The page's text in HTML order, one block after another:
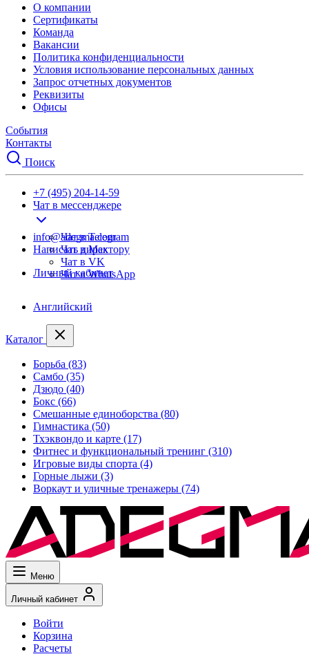
О компании
Сертификаты
Команда
Вакансии
Политика конфиденциальности
Условия использование персональных данных
Запрос отчетных документов
Реквизиты
Офисы
События
Контакты
Поиск
+7 (495) 204-14-59
Чат в мессенджере
Чат в Telegram
Чат в Max
Чат в VK
Чат в WhatsApp
info@adegma.com
Написать директору
Личный кабинет
Английский
Каталог
Борьба (83)
Самбо (35)
Дзюдо (40)
Бокс (66)
Смешанные единоборства (80)
Гимнастика (50)
Тхэквондо и карте (17)
Фитнес и функциональный тренинг (310)
Игровые виды спорта (4)
Горные лыжи (3)
Воркаут и уличные тренажеры (74)
Меню
Личный кабинет
Войти
Корзина
Расчеты